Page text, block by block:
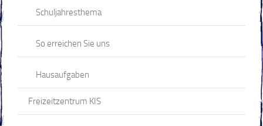
Schuljahresthema
So erreichen Sie uns
Hausaufgaben
Freizeitzentrum KIS